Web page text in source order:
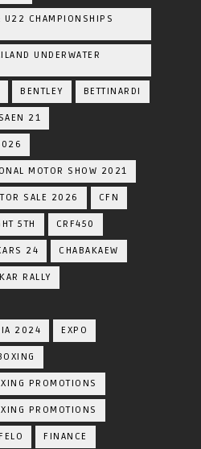
CHAMPIONSHIPS
UNDERWATER
BENTLEY BETTINARDI
21
MOTOR SHOW 2021
SALE 2026 CFN
5TH CRF450
24 CHABAKAEW
RALLY
2024 EXPO
PROMOTIONS
PROMOTIONS
FELO FINANCE